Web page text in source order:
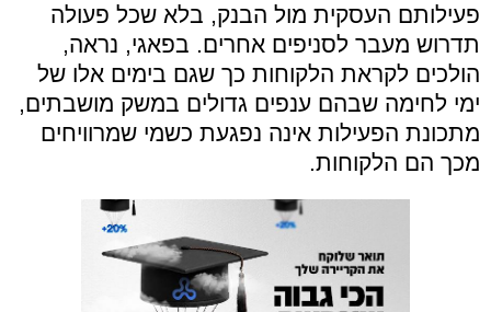
פעילותם העסקית מול הבנק, בלא שכל פעולה
תדרוש מעבר לסניפים אחרים. בפאגי, נראה,
הולכים לקראת הלקוחות כך שגם בימים אלו של
ימי לחימה שבהם ענפים גדולים במשק מושבתים,
מתכונת הפעילות אינה נפגעת כשמי שמרוויחים
מכך הם הלקוחות.